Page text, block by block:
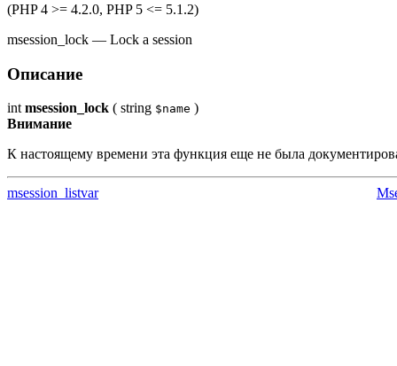
(PHP 4 >= 4.2.0, PHP 5 <= 5.1.2)
msession_lock — Lock a session
Описание
int msession_lock ( string $name )
Внимание
К настоящему времени эта функция еще не была
msession_listvar